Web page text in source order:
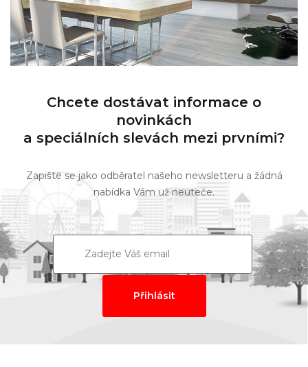
Chcete dostávat informace o
novinkách
a speciálních slevách mezi prvními?
Zapište se jako odběratel našeho newsletteru a žádná
nabídka Vám už neuteče.